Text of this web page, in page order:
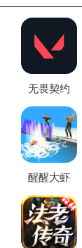
无畏契约
醒醒大虾